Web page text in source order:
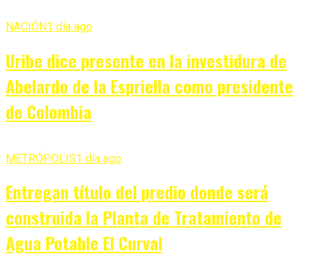
NACIÓN1 día ago
Uribe dice presente en la investidura de
Abelardo de la Espriella como presidente
de Colombia
METRÓPOLIS1 día ago
Entregan título del predio donde será
construida la Planta de Tratamiento de
Agua Potable El Curval